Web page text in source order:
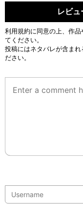
レビ
利用規約に同意の上、作
てください。
投稿にはネタバレが含ま
ださい。